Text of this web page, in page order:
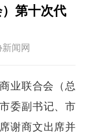
第十次代
闻网
业联合会（总
委副书记、市
谢商文出席并